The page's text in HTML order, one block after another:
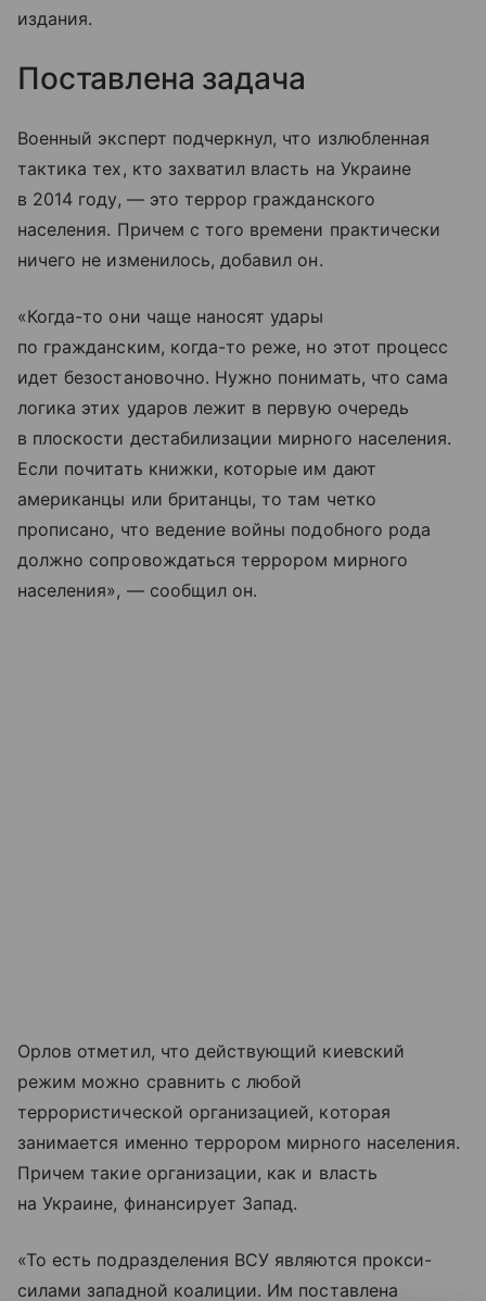
издания.
Поставлена задача
Военный эксперт подчеркнул, что излюбленная
тактика тех, кто захватил власть на Украине
в 2014 году, — это террор гражданского
населения. Причем с того времени практически
ничего не изменилось, добавил он.
«Когда-то они чаще наносят удары
по гражданским, когда-то реже, но этот процесс
идет безостановочно. Нужно понимать, что сама
логика этих ударов лежит в первую очередь
в плоскости дестабилизации мирного населения.
Если почитать книжки, которые им дают
американцы или британцы, то там четко
прописано, что ведение войны подобного рода
должно сопровождаться террором мирного
населения», — сообщил он.
Орлов отметил, что действующий киевский
режим можно сравнить с любой
террористической организацией, которая
занимается именно террором мирного населения.
Причем такие организации, как и власть
на Украине, финансирует Запад.
«То есть подразделения ВСУ являются прокси-
силами западной коалиции. Им поставлена